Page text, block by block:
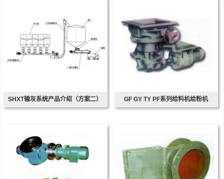
SHXT输灰系统产品介绍（方案二） GF GY TY PF系列给料机给粉机